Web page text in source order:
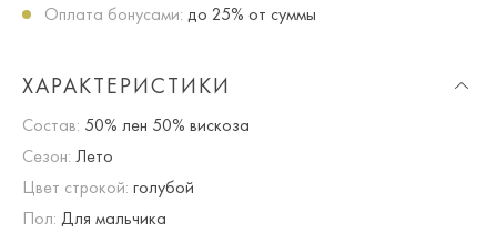
Оплата бонусами: до 25% от суммы
ХАРАКТЕРИСТИКИ
Состав: 50% лен 50% вискоза
Сезон: Лето
Цвет строкой: голубой
Пол: Для мальчика